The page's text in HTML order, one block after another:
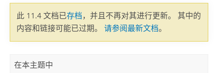
此 11.4 文档已存档，并且不再对其进行更新。 其中的
内容和链接可能已过期。 请参阅最新文档。
在本主题中